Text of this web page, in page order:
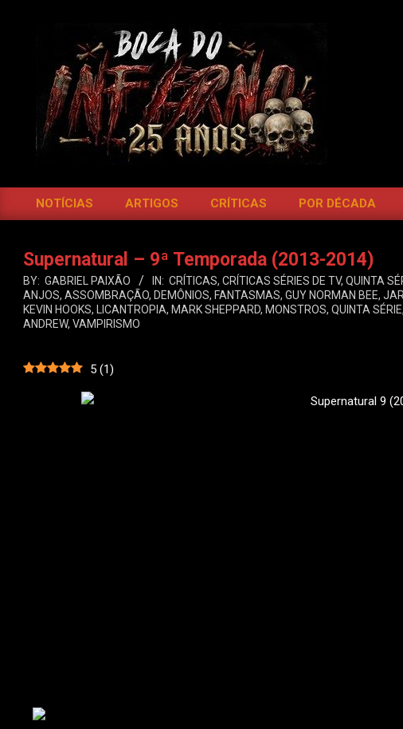
BOCA
DO
Primary
Menu
NOTÍCIAS ARTIGOS CRÍTICAS POR DÉCADA
Supernatural – 9ª Temporada (2013-2014)
BY: GABRIEL PAIXÃO IN: CRÍTICAS, CRÍTICAS SÉRIES DE TV, QUINTA
ANJOS, ASSOMBRAÇÃO, DEMÔNIOS, FANTASMAS, GUY NORMAN BEE,
KEVIN HOOKS, LICANTROPIA, MARK SHEPPARD, MONSTROS, QUINTA SÉRIE,
ANDREW, VAMPIRISMO
5 (1)